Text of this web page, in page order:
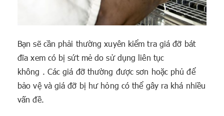
Bạn sẽ cần phải thường xuyên kiểm tra giá đỡ bát
đĩa xem có bị sứt mẻ do sử dụng liên tục
không . Các giá đỡ thường được sơn hoặc phủ để
bảo vệ và giá đỡ bị hư hỏng có thể gây ra khá nhiều
vấn đề.